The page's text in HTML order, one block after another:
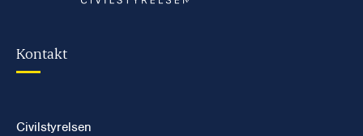
Kontakt
Civilstyrelsen